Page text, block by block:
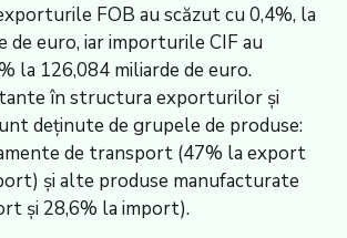
FOB au scăzut cu 0,4%, la
de euro, iar importurile CIF au
la 126,084 miliarde de euro.
în structura exporturilor și
deținute de grupele de produse:
de transport (47% la export
și alte produse manufacturate
și 28,6% la import).